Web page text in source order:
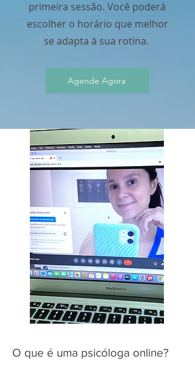
primeira sessão. Você poderá
escolher o horário que melhor
se adapta à sua rotina.
Agende Agora
O que é uma psicóloga online?